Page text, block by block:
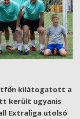
kilátogatott a
került ugyanis
Extraliga utolsó